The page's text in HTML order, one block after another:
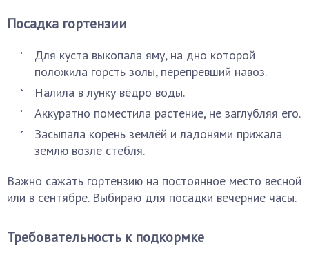
Посадка гортензии
Для куста выкопала яму, на дно которой
положила горсть золы, перепревший навоз.
Налила в лунку вёдро воды.
Аккуратно поместила растение, не заглубляя его.
Засыпала корень землёй и ладонями прижала
землю возле стебля.
Важно сажать гортензию на постоянное место весной
или в сентябре. Выбираю для посадки вечерние часы.
Требовательность к подкормке